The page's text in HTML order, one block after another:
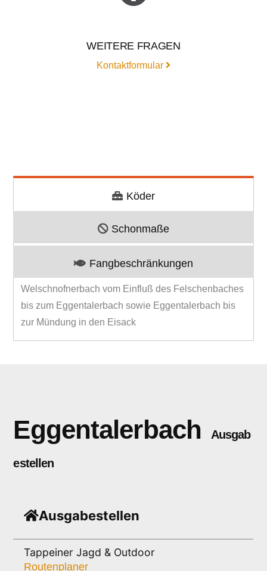
WEITERE FRAGEN
Kontaktformular
Köder
Schonmaße
Fangbeschränkungen
Welschnofnerbach vom Einfluß des Felschenbaches
bis zum Eggentalerbach sowie Eggentalerbach bis
zur Mündung in den Eisack
Eggentalerbach Ausgab
estellen
Ausgabestellen
Tappeiner Jagd & Outdoor
Routenplaner